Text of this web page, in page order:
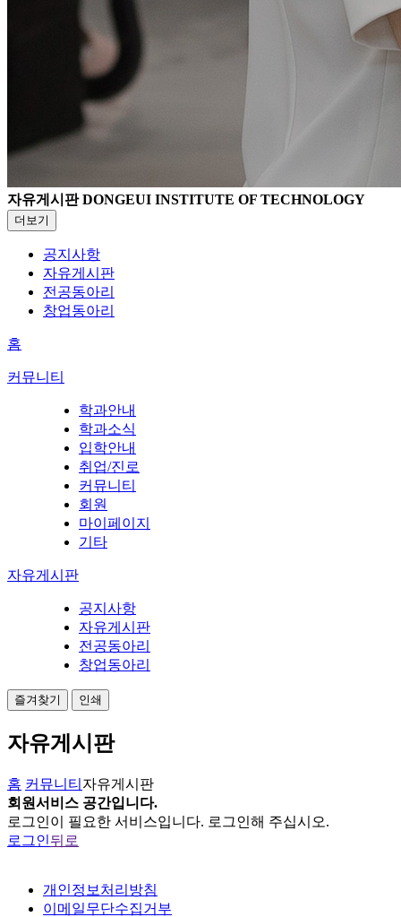
자유게시판DONGEUI INSTITUTE OF TECHNOLOGY
더보기
공지사항
자유게시판
전공동아리
창업동아리
홈
커뮤니티
학과안내
학과소식
입학안내
취업/진로
커뮤니티
회원
마이페이지
기타
자유게시판
공지사항
자유게시판
전공동아리
창업동아리
즐겨찾기 인쇄
자유게시판
홈 커뮤니티 자유게시판
회원서비스 공간입니다.
로그인이 필요한 서비스입니다. 로그인해 주십시오.
로그인뒤로
개인정보처리방침
이메일무단수집거부